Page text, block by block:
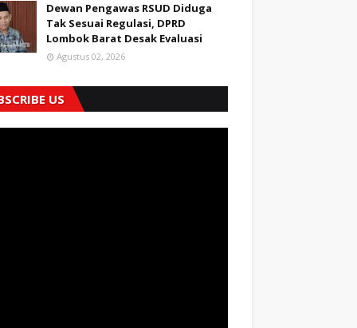
Dewan Pengawas RSUD Diduga
Tak Sesuai Regulasi, DPRD
Lombok Barat Desak Evaluasi
Agustus 02, 2026
US